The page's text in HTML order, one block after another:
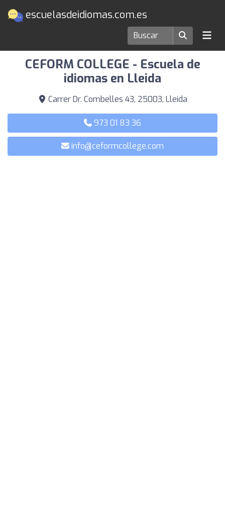
escuelasdeidiomas.com.es
Escuelas de idiomas en Lleida
CEFORM COLLEGE - Escuela de
idiomas en Lleida
Carrer Dr. Combelles 43, 25003, Lleida
973 01 83 36
info@ceformcollege.com